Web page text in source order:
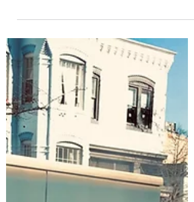
Die Wahrheit über Robert
Habeck
Welches konkrete politische Projekt von Robert
Habeck kritisiert ihr? Ich habe mir die Mühe
gemacht, genauer hinzuschauen.